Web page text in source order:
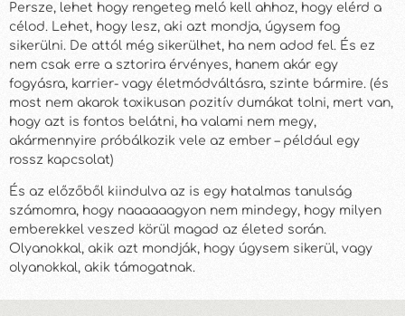
Persze, lehet hogy rengeteg meló kell ahhoz, hogy elérd a
célod. Lehet, hogy lesz, aki azt mondja, úgysem fog
sikerülni. De attól még sikerülhet, ha nem adod fel. És ez
nem csak erre a sztorira érvényes, hanem akár egy
fogyásra, karrier- vagy életmódváltásra, szinte bármire. (és
most nem akarok toxikusan pozitív dumákat tolni, mert van,
hogy azt is fontos belátni, ha valami nem megy,
akármennyire próbálkozik vele az ember – például egy
rossz kapcsolat)
És az előzőből kiindulva az is egy hatalmas tanulság
számomra, hogy naaaaaagyon nem mindegy, hogy milyen
emberekkel veszed körül magad az életed során.
Olyanokkal, akik azt mondják, hogy úgysem sikerül, vagy
olyanokkal, akik támogatnak.